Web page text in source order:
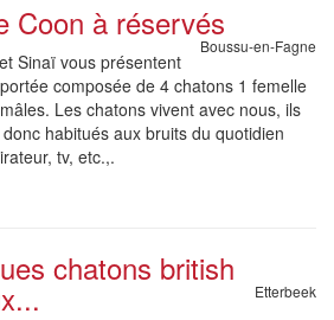
Coon à réservés
Boussu-en-Fagne
Sinaï vous présentent
composée de 4 chatons 1 femelle
Les chatons vivent avec nous, ils
habitués aux bruits du quotidien
tv, etc.,.
chatons british
Etterbeek